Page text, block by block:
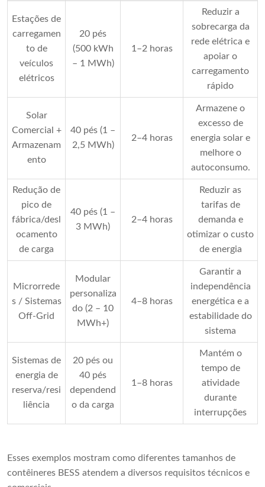
Estações de
carregamen
to de
veículos
elétricos
20 pés
(500 kWh
– 1 MWh)
1–2 horas
Reduzir a
sobrecarga da
rede elétrica e
apoiar o
carregamento
rápido
Solar
Comercial +
Armazenam
ento
40 pés (1 –
2,5 MWh)
2–4 horas
Armazene o
excesso de
energia solar e
melhore o
autoconsumo.
Redução de
pico de
fábrica/desl
ocamento
de carga
40 pés (1 –
3 MWh)
2–4 horas
Reduzir as
tarifas de
demanda e
otimizar o custo
de energia
Microrrede
s / Sistemas
Off-Grid
Modular
personaliza
do (2 – 10
MWh+)
4–8 horas
Garantir a
independência
energética e a
estabilidade do
sistema
Sistemas de
energia de
reserva/resi
liência
20 pés ou
40 pés
dependend
o da carga
1–8 horas
Mantém o
tempo de
atividade
durante
interrupções
Esses exemplos mostram como diferentes tamanhos de
contêineres BESS atendem a diversos requisitos técnicos e